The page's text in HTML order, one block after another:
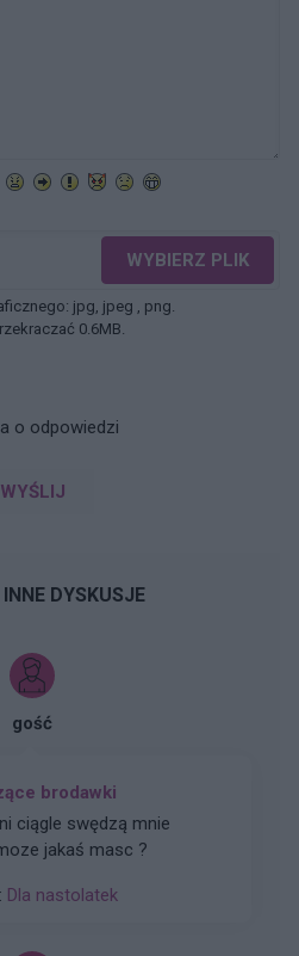
WYBIERZ PLIK
jpg, jpeg , png.
0.6MB.
o odpowiedzi
WYŚLIJ
DYSKUSJE
gość
brodawki
ciągle swędzą mnie
jakaś masc ?
Dla nastolatek